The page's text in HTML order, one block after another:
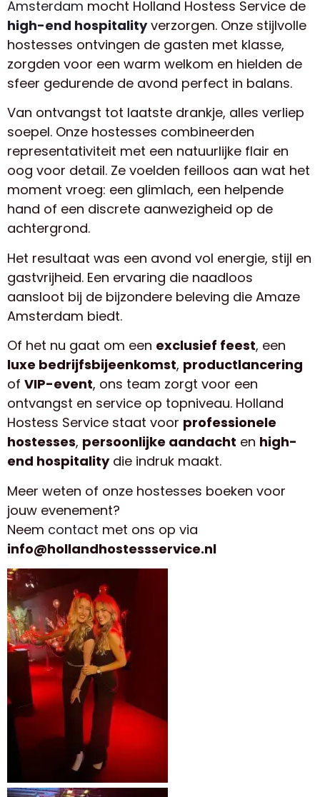
Amsterdam mocht Holland Hostess Service de
high-end hospitalityverzorgen. Onze stijlvolle
hostesses ontvingen de gasten met klasse,
zorgden voor een warm welkom en hielden de
sfeer gedurende de avond perfect in balans.
Van ontvangst tot laatste drankje, alles verliep
soepel. Onze hostesses combineerden
representativiteit met een natuurlijke flair en
oog voor detail. Ze voelden feilloos aan wat het
moment vroeg: een glimlach, een helpende
hand of een discrete aanwezigheid op de
achtergrond.
Het resultaat was een avond vol energie, stijl en
gastvrijheid. Een ervaring die naadloos
aansloot bij de bijzondere beleving die Amaze
Amsterdam biedt.
Of het nu gaat om een exclusief feest, een
luxe bedrijfsbijeenkomst, productlancering
of VIP-event, ons team zorgt voor een
ontvangst en service op topniveau. Holland
Hostess Service staat voor professionele
hostesses, persoonlijke aandacht en high-
end hospitalitydie indruk maakt.
Meer weten of onze hostesses boeken voor
jouw evenement?
Neem contact met ons op via
info@hollandhostessservice.nl